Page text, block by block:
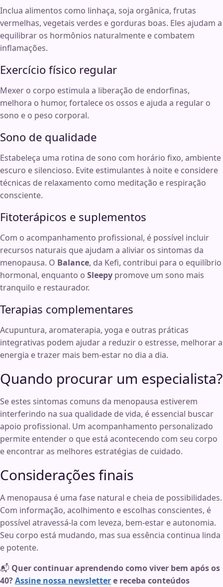
Inclua alimentos como linhaça, soja orgânica, frutas
vermelhas, vegetais verdes e gorduras boas. Eles ajudam a
equilibrar os hormônios naturalmente e combatem
inflamações.
Exercício físico regular
Mexer o corpo estimula a liberação de endorfinas,
melhora o humor, fortalece os ossos e ajuda a regular o
sono e o peso corporal.
Sono de qualidade
Estabeleça uma rotina de sono com horário fixo, ambiente
escuro e silencioso. Evite estimulantes à noite e considere
técnicas de relaxamento como meditação e respiração
consciente.
Fitoterápicos e suplementos
Com o acompanhamento profissional, é possível incluir
recursos naturais que ajudam a aliviar os sintomas da
menopausa. O Balance, da Kefi, contribui para o equilíbrio
hormonal, enquanto o Sleepy promove um sono mais
tranquilo e restaurador.
Terapias complementares
Acupuntura, aromaterapia, yoga e outras práticas
integrativas podem ajudar a reduzir o estresse, melhorar a
energia e trazer mais bem-estar no dia a dia.
Quando procurar um especialista?
Se estes sintomas comuns da menopausa estiverem
interferindo na sua qualidade de vida, é essencial buscar
apoio profissional. Um acompanhamento personalizado
permite entender o que está acontecendo com seu corpo
e encontrar as melhores estratégias de cuidado.
Considerações finais
A menopausa é uma fase natural e cheia de possibilidades.
Com informação, acolhimento e escolhas conscientes, é
possível atravessá-la com leveza, bem-estar e autonomia.
Seu corpo está mudando, mas sua essência continua linda
e potente.
📬 Quer continuar aprendendo como viver bem após os
40?Assine nossa newslettere receba conteúdos